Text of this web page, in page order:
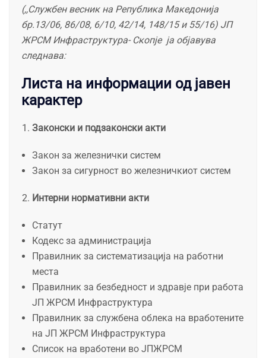
(,,Службен весник на Република Македонија
бр.13/06, 86/08, 6/10, 42/14, 148/15 и 55/16) ЈП
ЖРСМ Инфраструктура- Скопје ја објавува
следнава:
Листа на информации од јавен
карактер
Законски и подзаконски акти
Закон за железнички систем
Закон за сигурност во железничкиот систем
Интерни нормативни акти
Статут
Кодекс за администрација
Правилник за систематизација на работни
места
Правилник за безбедност и здравје при работа
ЈП ЖРСМ Инфраструктура
Правилник за службена облека на вработените
на ЈП ЖРСМ Инфраструктура
Список на вработени во ЈПЖРСМ